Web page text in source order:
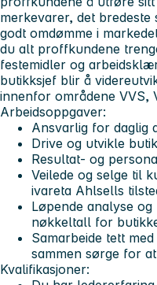
merkevarer, det
godt omdømme i
du alt proffkundene
festemidler og
butikksjef blir å
innenfor områdene VVS,
Arbeidsoppgaver:
Ansvarlig for daglig
Drive og utvikle
Resultat- og
Veilede og selge til
ivareta Ahlsells
Løpende analyse
nøkkeltall for
Samarbeide tett
sammen sørge for
Kvalifikasjoner: